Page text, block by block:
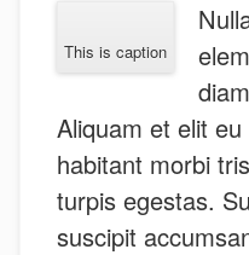
This is caption
Aliquam et elit
habitant morbi
turpis egestas.
suscipit